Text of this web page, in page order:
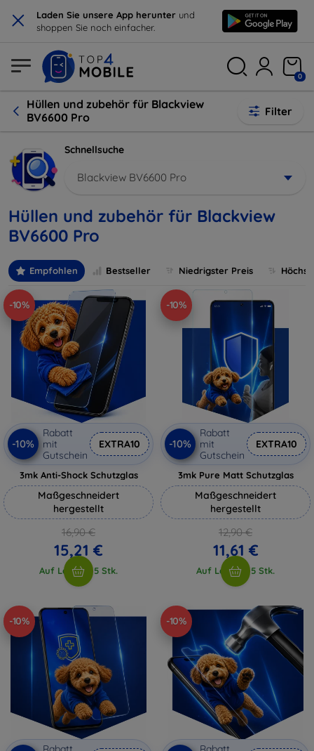
× Laden Sie unsere App herunter und
shoppen Sie noch einfacher.
0
Hüllen und zubehör für Blackview
BV6600 Pro
Filter
Schnellsuche
Blackview BV6600 Pro
Hüllen und zubehör für Blackview
BV6600 Pro
Empfohlen Bestseller Niedrigster Preis
-10%
-10%
Rabatt
mit
Gutschein
EXTRA10
3mk Anti-Shock Schutzglas
Maßgeschneidert
hergestellt
16,90 €
15,21 €
Auf Lager > 5 Stk.
-10%
-10%
Rabatt
mit
Gutschein
EXTRA10
3mk Pure Matt Schutzglas
Maßgeschneidert
hergestellt
12,90 €
11,61 €
Auf Lager > 5 Stk.
-10% -10%